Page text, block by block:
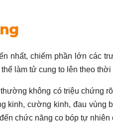
nhất, chiếm phần lớn các
làm tử cung to lên theo thời
không có triệu chứng
kinh, cường kinh, đau vùng
chức năng co bóp tự nhiên